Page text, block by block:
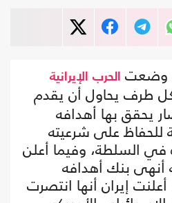
وضعت الحرب
الإيرانية
طرف يحاول أن يقدم
يحقق بها أهدافه
للحفاظ على شرعيته
في السلطة، وفيما أعلن
أنهى بنك أهدافه
إيران أنها انتصرت